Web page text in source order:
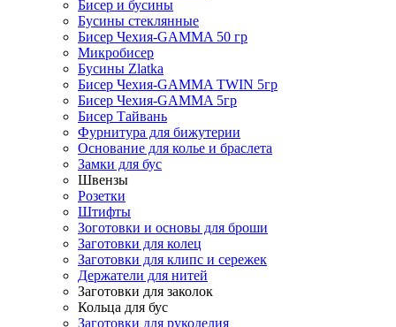
Бисер и бусины
Бусины стеклянные
Бисер Чехия-GAMMA 50 гр
Микробисер
Бусины Zlatka
Бисер Чехия-GAMMA TWIN 5гр
Бисер Чехия-GAMMA 5гр
Бисер Тайвань
Фурнитура для бижутерии
Основание для колье и браслета
Замки для бус
Швензы
Розетки
Штифты
Зоготовки и основы для броши
Заготовки для колец
Заготовки для клипс и сережек
Держатели для нитей
Заготовки для заколок
Кольца для бус
Заготовки для рукоделия